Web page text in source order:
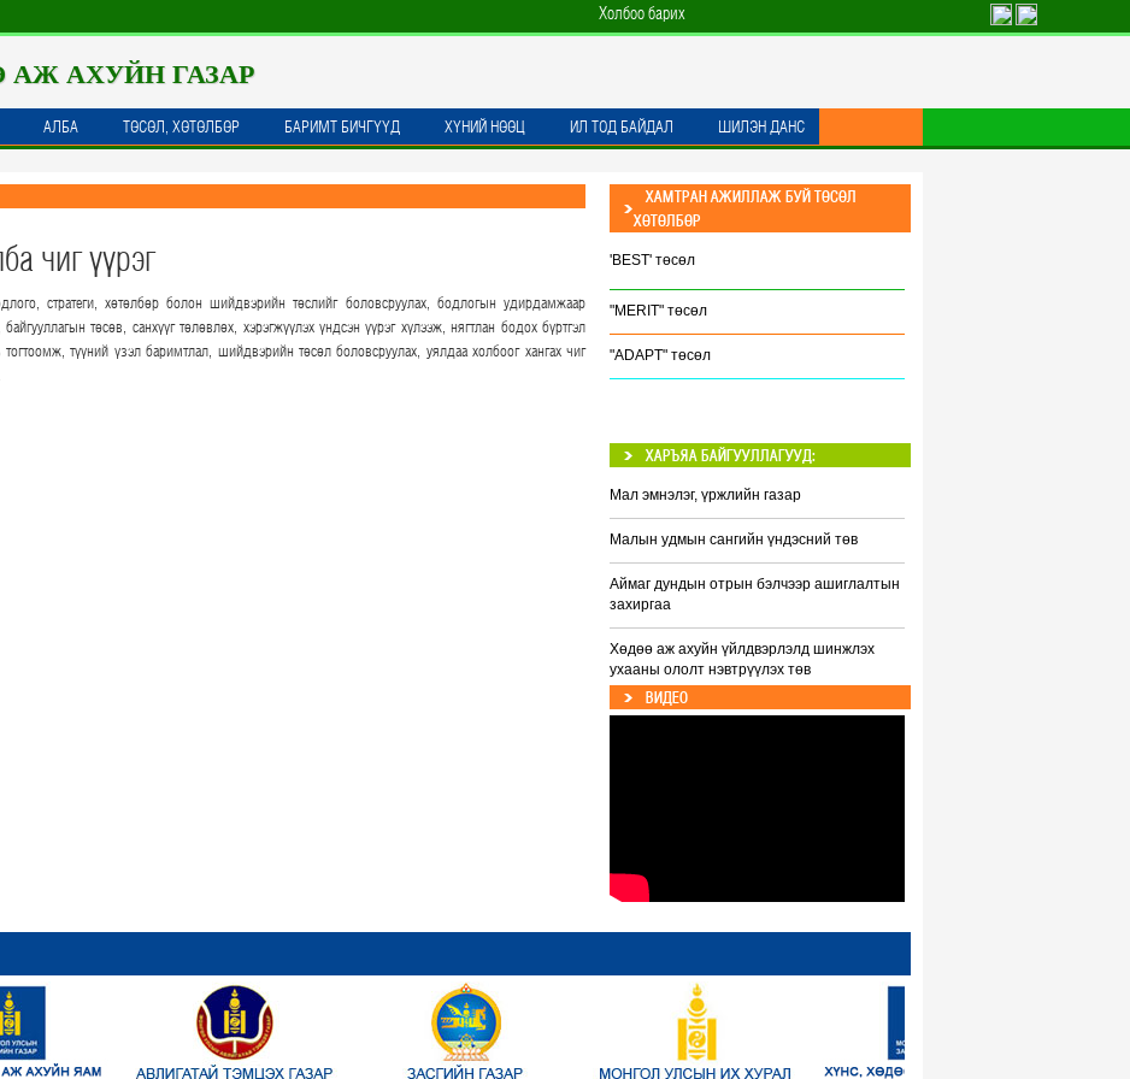
Холбоо барих
АЖ АХУЙН ГАЗАР
АЛБА ТӨСӨЛ, ХӨТӨЛБӨР БАРИМТ БИЧГҮҮД ХҮНИЙ НӨӨЦ ИЛ ТОД БАЙДАЛ ШИЛЭН ДАНС
чиг үүрэг
стратеги, хөтөлбөр болон шийдвэрийн төслийг боловсруулах, бодлогын удирдамжаар
төсөв, санхүүг төлөвлөх, хэрэгжүүлэх үндсэн үүрэг хүлээж, нягтлан бодох бүртгэл
тогтоомж, түүний үзэл баримтлал, шийдвэрийн төсөл боловсруулах, уялдаа холбоог хангах чиг
ХАМТРАН АЖИЛЛАЖ БУЙ ТӨСӨЛ
ХӨТӨЛБӨР
'BEST' төсөл
"MERIT" төсөл
"ADAPT" төсөл
ХАРЪЯА БАЙГУУЛЛАГУУД:
Мал эмнэлэг, үржлийн газар
Малын удмын сангийн үндэсний төв
Аймаг дундын отрын бэлчээр ашиглалтын
захиргаа
Хөдөө аж ахуйн үйлдвэрлэлд шинжлэх
ухааны ололт нэвтрүүлэх төв
Тариалан эрхлэлтийг дэмжих сан
ВИДЕО